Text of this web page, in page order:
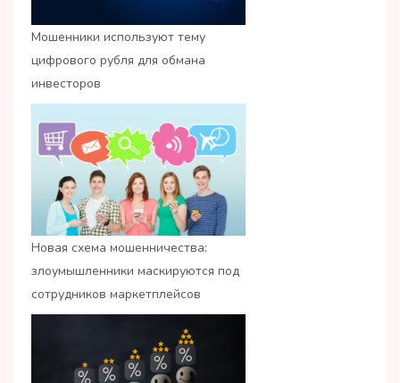
Мошенники используют тему
цифрового рубля для обмана
инвесторов
Новая схема мошенничества:
злоумышленники маскируются под
сотрудников маркетплейсов